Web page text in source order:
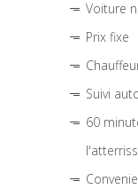
Voiture
Prix fixe
Suivi
60